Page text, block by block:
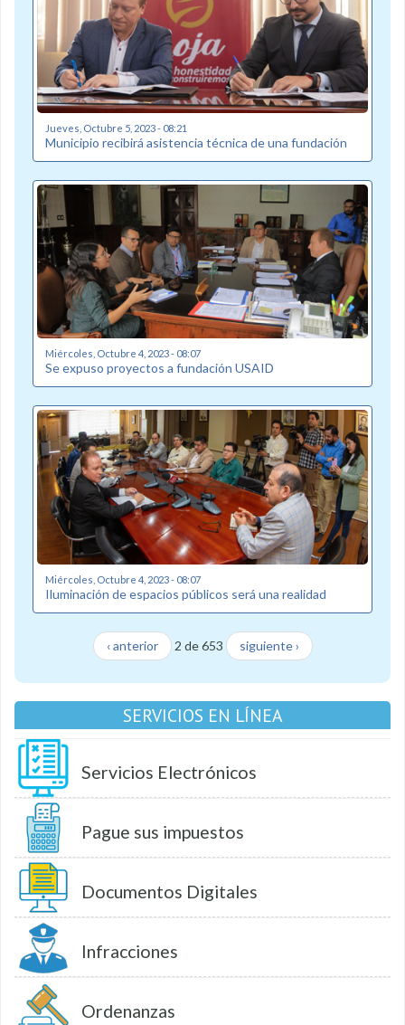
Jueves, Octubre 5, 2023 - 08:21
Municipio recibirá asistencia técnica de una fundación
Miércoles, Octubre 4, 2023 - 08:07
Se expuso proyectos a fundación USAID
Miércoles, Octubre 4, 2023 - 08:07
Iluminación de espacios públicos será una realidad
‹ anterior 2 de 653 siguiente ›
SERVICIOS EN LÍNEA
Servicios Electrónicos
Pague sus impuestos
Documentos Digitales
Infracciones
Ordenanzas